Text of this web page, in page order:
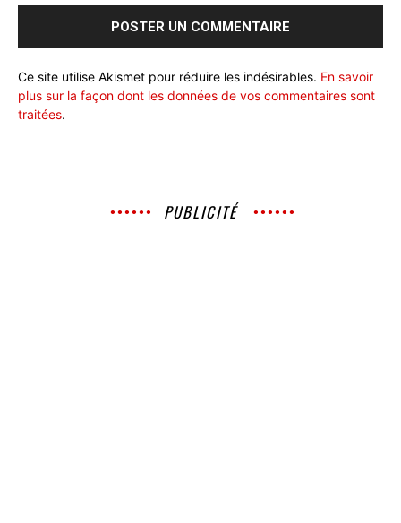
Ce site utilise Akismet pour réduire les indésirables. En savoir
plus sur la façon dont les données de vos commentaires sont
traitées.
PUBLICITÉ